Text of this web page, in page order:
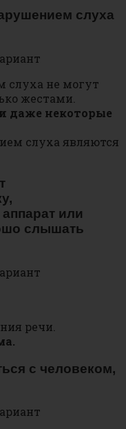
слуха
слуха не могут
жестами.
даже некоторые
слуха являются
или
слышать
речи.
с человеком,